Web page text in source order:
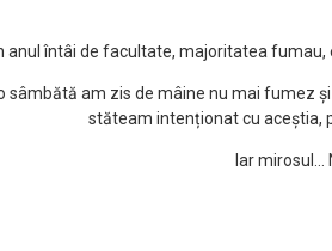
anul întâi de facultate, majoritatea
sâmbătă am zis de mâine nu mai fumez
stăteam intenționat cu aceștia,
Iar mirosul…